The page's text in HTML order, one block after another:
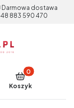
dostawa
883 590 470
Produkty w
Koszyk